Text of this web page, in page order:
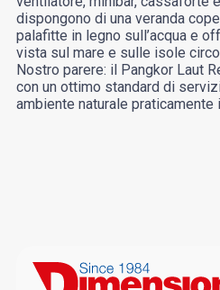
dispongono di una veranda
palafitte in legno sull’acqua e
vista sul mare e sulle isole
Nostro parere: il Pangkor Laut
con un ottimo standard di
ambiente naturale praticamente